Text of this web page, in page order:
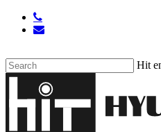
Skip
phone
email
Hit
Close